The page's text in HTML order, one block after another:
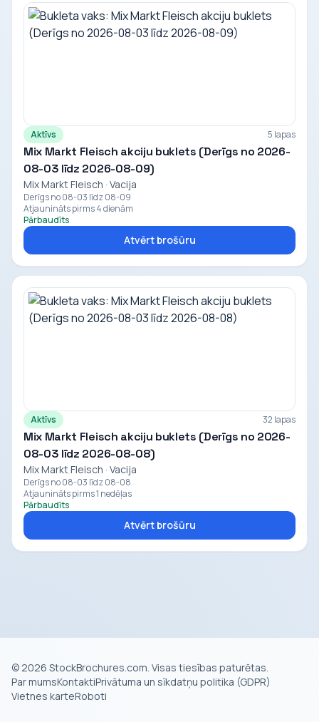
Aktīvs 5 lapas
Mix Markt Fleisch akciju buklets (Derīgs no 2026-
08-03 līdz 2026-08-09)
Mix Markt Fleisch · Vacija
Derīgs no 08-03 līdz 08-09
Atjaunināts pirms 4 dienām
Pārbaudīts
Atvērt brošūru
Aktīvs 32 lapas
Mix Markt Fleisch akciju buklets (Derīgs no 2026-
08-03 līdz 2026-08-08)
Mix Markt Fleisch · Vacija
Derīgs no 08-03 līdz 08-08
Atjaunināts pirms 1 nedēļas
Pārbaudīts
Atvērt brošūru
© 2026 StockBrochures.com. Visas tiesības paturētas.
Par mumsKontaktiPrivātuma un sīkdatņu politika (GDPR)
Vietnes karteRoboti